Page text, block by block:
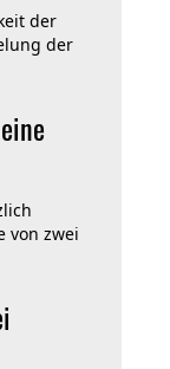
der
der
von zwei